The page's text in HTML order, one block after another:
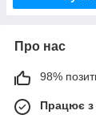
Про нас
98%
Працює з